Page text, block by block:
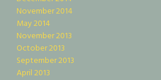
November 2014
May 2014
November 2013
October 2013
September 2013
April 2013